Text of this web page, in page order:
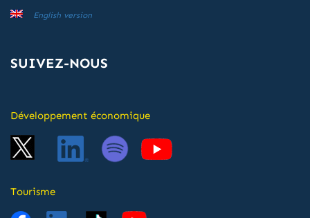
English version
SUIVEZ-NOUS
Développement économique
Tourisme